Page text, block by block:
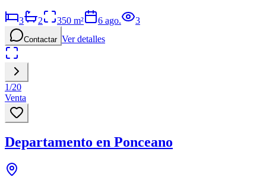
3 2 350 m² 6 ago. 3
Contactar Ver detalles
1/20
Venta
Departamento en Ponceano